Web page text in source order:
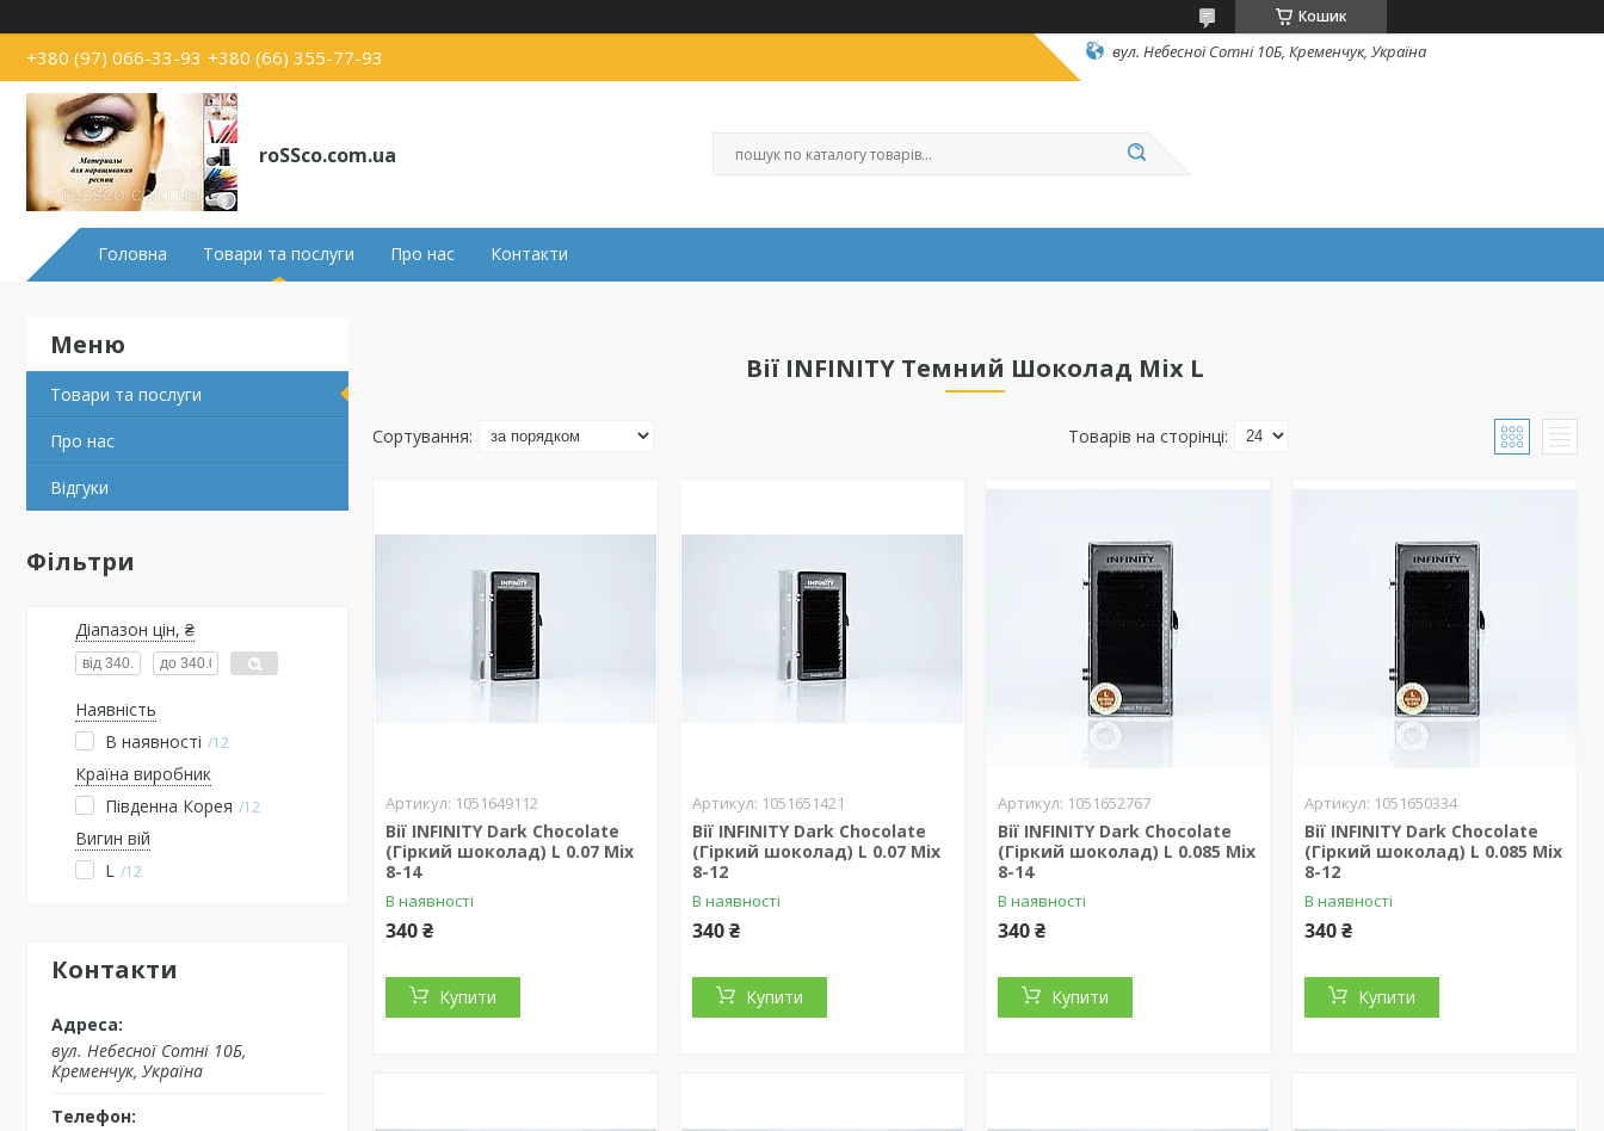
Кошик
+380 (97) 066-33-93 +380 (66) 355-77-93 вул. Небесної Сотні 10Б, Кременчук, Україна
roSSco.com.ua
Головна Товари та послуги Про нас Контакти
Товари та послуги
Про нас
Відгуки
Фільтри
Діапазон цін, ₴
Наявність
В наявності
12
Країна виробник
Південна Корея
12
Вигин вій
L 12
Контакти
вул. Небесної Сотні 10Б,
Кременчук, Україна
Вії INFINITY Темний Шоколад Mix L
1051649112
Вії INFINITY Dark Chocolate
(Гіркий шоколад) L 0.07 Mix
8-14
В наявності
340 ₴
Купити
1051651421
Вії INFINITY Dark Chocolate
(Гіркий шоколад) L 0.07 Mix
8-12
В наявності
340 ₴
Купити
1051652767
Вії INFINITY Dark Chocolate
(Гіркий шоколад) L 0.085 Mix
8-14
В наявності
340 ₴
Купити
1051650334
Вії INFINITY Dark Chocolate
(Гіркий шоколад) L 0.085 Mix
8-12
В наявності
340 ₴
Купити